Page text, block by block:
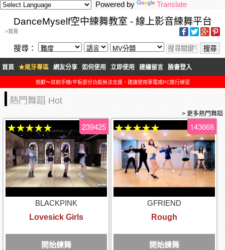
Powered by Translate
DanceMyself空中練舞教室 - 線上影音練舞平台
>首頁
搜尋：
首頁 ★尾牙專區 網友分享 如何使用 立即使用 建議留言 臉書登入
抱歉～目前手機/平板部分功能無法支援，建議使用筆電或PC進行練習
熱門舞蹈 Hot
> 更多熱門舞蹈
BLACKPINK
Lovesick Girls
開始練舞
239425
★★★★★
GFRIEND
Rough
開始練舞
143668
★★★★★